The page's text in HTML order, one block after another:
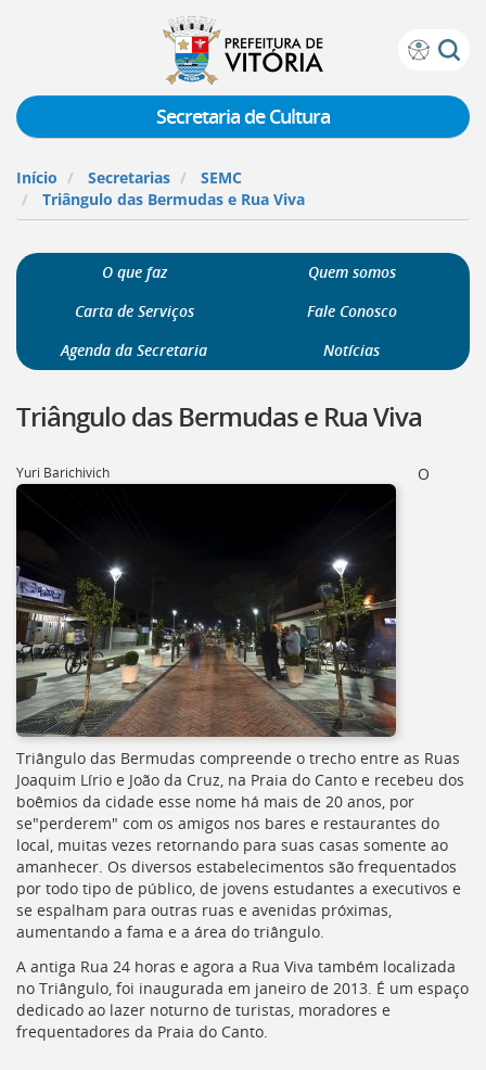
Prefeitura
Vitória
teclado:
para
a
página
acessibilidade
para
página
inicial
Portal
para
Portal
de
Serviços
[]
Ir
para
a
lista
de
secretarias
[]
Ir
para
a
página
de
legislação
Ir
para
a
listagem
Secretaria de Cultura
Início Secretarias
SEMC
Triângulo das Bermudas e Rua Viva
O que faz
Quem somos
Carta de Serviços
Fale Conosco
Agenda da Secretaria
Notícias
Triângulo das Bermudas e Rua Viva
Yuri Barichivich O
Triângulo das Bermudas compreende o trecho entre as Ruas
Joaquim Lírio e João da Cruz, na Praia do Canto e recebeu dos
boêmios da cidade esse nome há mais de 20 anos, por
se"perderem" com os amigos nos bares e restaurantes do
local, muitas vezes retornando para suas casas somente ao
amanhecer. Os diversos estabelecimentos são frequentados
por todo tipo de público, de jovens estudantes a executivos e
se espalham para outras ruas e avenidas próximas,
aumentando a fama e a área do triângulo.
A antiga Rua 24 horas e agora a Rua Viva também localizada
no Triângulo, foi inaugurada em janeiro de 2013. É um espaço
dedicado ao lazer noturno de turistas, moradores e
frequentadores da Praia do Canto.